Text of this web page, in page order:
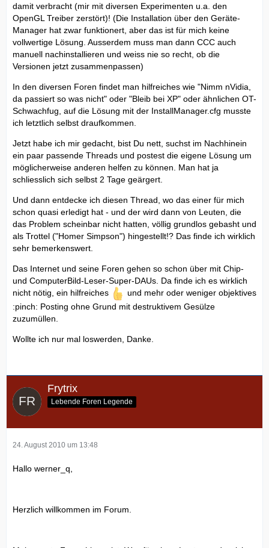
damit verbracht (mir mit diversen Experimenten u.a. den
OpenGL Treiber zerstört)! (Die Installation über den Geräte-
Manager hat zwar funktionert, aber das ist für mich keine
vollwertige Lösung. Ausserdem muss man dann CCC auch
manuell nachinstallieren und weiss nie so recht, ob die
Versionen jetzt zusammenpassen)
In den diversen Foren findet man hilfreiches wie "Nimm nVidia,
da passiert so was nicht" oder "Bleib bei XP" oder ähnlichen OT-
Schwachfug, auf die Lösung mit der InstallManager.cfg musste
ich letztlich selbst draufkommen.
Jetzt habe ich mir gedacht, bist Du nett, suchst im Nachhinein
ein paar passende Threads und postest die eigene Lösung um
möglicherweise anderen helfen zu können. Man hat ja
schliesslich sich selbst 2 Tage geärgert.
Und dann entdecke ich diesen Thread, wo das einer für mich
schon quasi erledigt hat - und der wird dann von Leuten, die
das Problem scheinbar nicht hatten, völlig grundlos gebasht und
als Trottel ("Homer Simpson") hingestellt!? Das finde ich wirklich
sehr bemerkenswert.
Das Internet und seine Foren gehen so schon über mit Chip-
und ComputerBild-Leser-Super-DAUs. Da finde ich es wirklich
nicht nötig, ein hilfreiches
und mehr oder weniger objektives
:pinch: Posting ohne Grund mit destruktivem Gesülze
zuzumüllen.
Wollte ich nur mal loswerden, Danke.
Frytrix
Lebende Foren Legende
24. August 2010 um 13:48
Hallo werner_q,
Herzlich willkommen im Forum.